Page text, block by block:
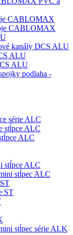
CABLOMAX
CABLOMAX
kanály DCS ALU
ALU
ALU
podlaha -
série ALC
stĺpce ALC
ALC
stĺpce ALC
stĺpec ALC
ST
stĺpec série ALK